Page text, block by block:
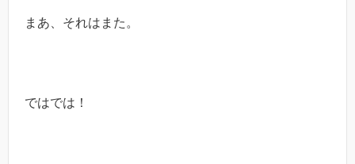
まあ、それはまた。
ではでは！